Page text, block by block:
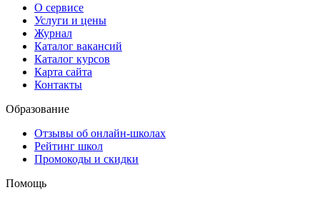
О сервисе
Услуги и цены
Журнал
Каталог вакансий
Каталог курсов
Карта сайта
Контакты
Образование
Отзывы об онлайн-школах
Рейтинг школ
Промокоды и скидки
Помощь